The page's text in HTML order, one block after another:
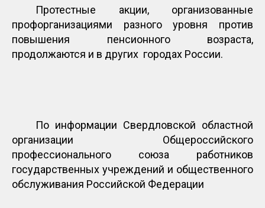
Протестные акции, организованные
профорганизациями разного уровня против
повышения пенсионного возраста,
продолжаются и в других городах России.
По информации Свердловской областной
организации Общероссийского
профессионального союза работников
государственных учреждений и общественного
обслуживания Российской Федерации